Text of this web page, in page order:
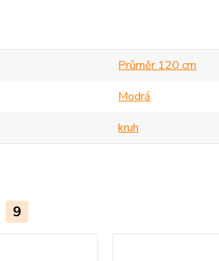
Průměr 120 cm
Modrá
kruh
9